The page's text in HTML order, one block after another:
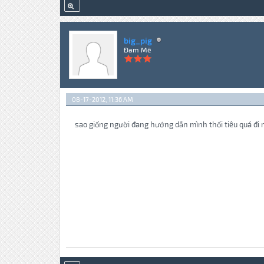
big_pig
Đam Mê
08-17-2012, 11:36 AM
sao giống người đang hướng dẫn mình thổi tiêu quá đi